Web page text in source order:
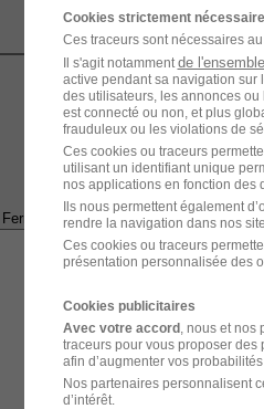
Fermer
Cookies strictement
Ces traceurs sont nécessaires
Il s'agit notamment de
active pendant sa navigation sur
des utilisateurs, les annonces
est connecté ou non, et plus
frauduleux ou les violations de
Ces cookies ou traceurs
utilisant un identifiant unique
nos applications en fonction des
Ils nous permettent également
rendre la navigation dans nos
Ces cookies ou traceurs
présentation personnalisée des
Cookies publicitaires
Avec votre accord, nous et nos
traceurs pour vous proposer des
afin d’augmenter vos
Nos partenaires personnalisent
d’intérêt.